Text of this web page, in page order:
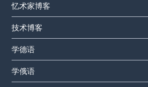
忆术家博客
技术博客
学德语
学俄语